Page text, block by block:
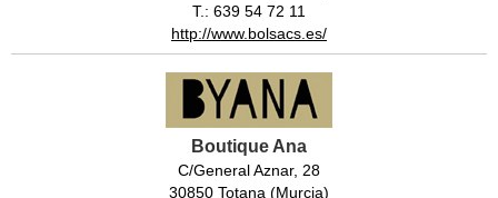
T.: 639 54 72 11
http://www.bolsacs.es/
Boutique Ana
C/General Aznar, 28
30850 Totana (Murcia)